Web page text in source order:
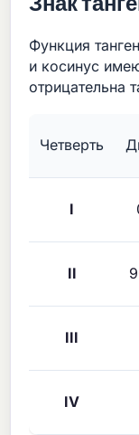
Функция
и косинус
отрицательна
Четверть
I
II
III
IV